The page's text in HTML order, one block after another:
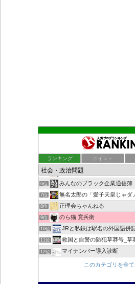
ランキング ポイント
もえるあじあ
死神タカ位置サナエのオイルショック
ダリチョコ dalichoko
5位 恥を知れ、恥を
6位 みんなのブラック企業通信簿
7位 無名太郎の「愛子天皇じゃダ
8位 正理会ちゃんねる
9位 のら猫 寛兵衛
10位 JRと私鉄は駅名の外国語併記
11位 救国と自警の防犯草莽号_草
12位 マイナンバー導入診断
ヨウイチとウサコの常識が
このカテゴリを全